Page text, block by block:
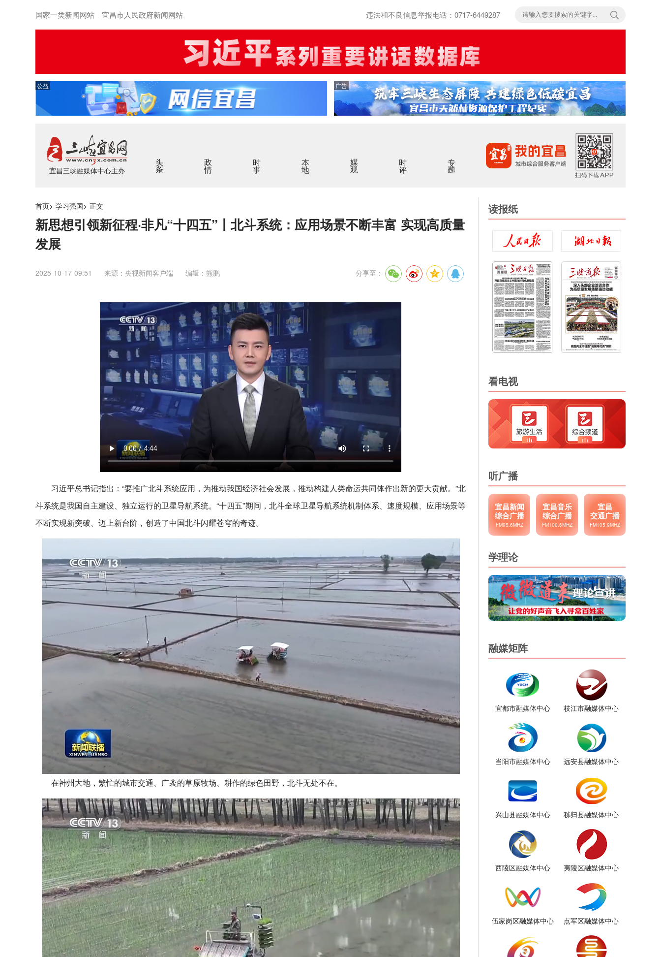
国家一类新闻网站 宜昌市人民政府新闻网站 违法和不良信息举报电话：0717-6449287
公益 广告
宜昌三峡融媒体中心主办
头条 政情 时事 本地 媒观 时评 专题
首页> 学习强国> 正文
新思想引领新征程·非凡“十四五”丨北斗系统：应用场景不断丰富 实现高质量
发展
2025-10-17 09:51 来源：央视新闻客户端 编辑：熊鹏 分享至：
习近平总书记指出：“要推广北斗系统应用，为推动我国经济社会发展，推动构建人类命运共同体作出新的更大贡献。”北
斗系统是我国自主建设、独立运行的卫星导航系统。“十四五”期间，北斗全球卫星导航系统机制体系、速度规模、应用场景等
不断实现新突破、迈上新台阶，创造了中国北斗闪耀苍穹的奇迹。
在神州大地，繁忙的城市交通、广袤的草原牧场、耕作的绿色田野，北斗无处不在。
读报纸
看电视
听广播
宜昌新闻
综合广播
FM95.6MHZ
宜昌音乐
综合广播
FM100.6MHZ
宜昌
交通广播
FM105.9MHZ
学理论
融媒矩阵
宜都市融媒体中心 枝江市融媒体中心
当阳市融媒体中心 远安县融媒体中心
兴山县融媒体中心 秭归县融媒体中心
西陵区融媒体中心 夷陵区融媒体中心
伍家岗区融媒体中心 点军区融媒体中心